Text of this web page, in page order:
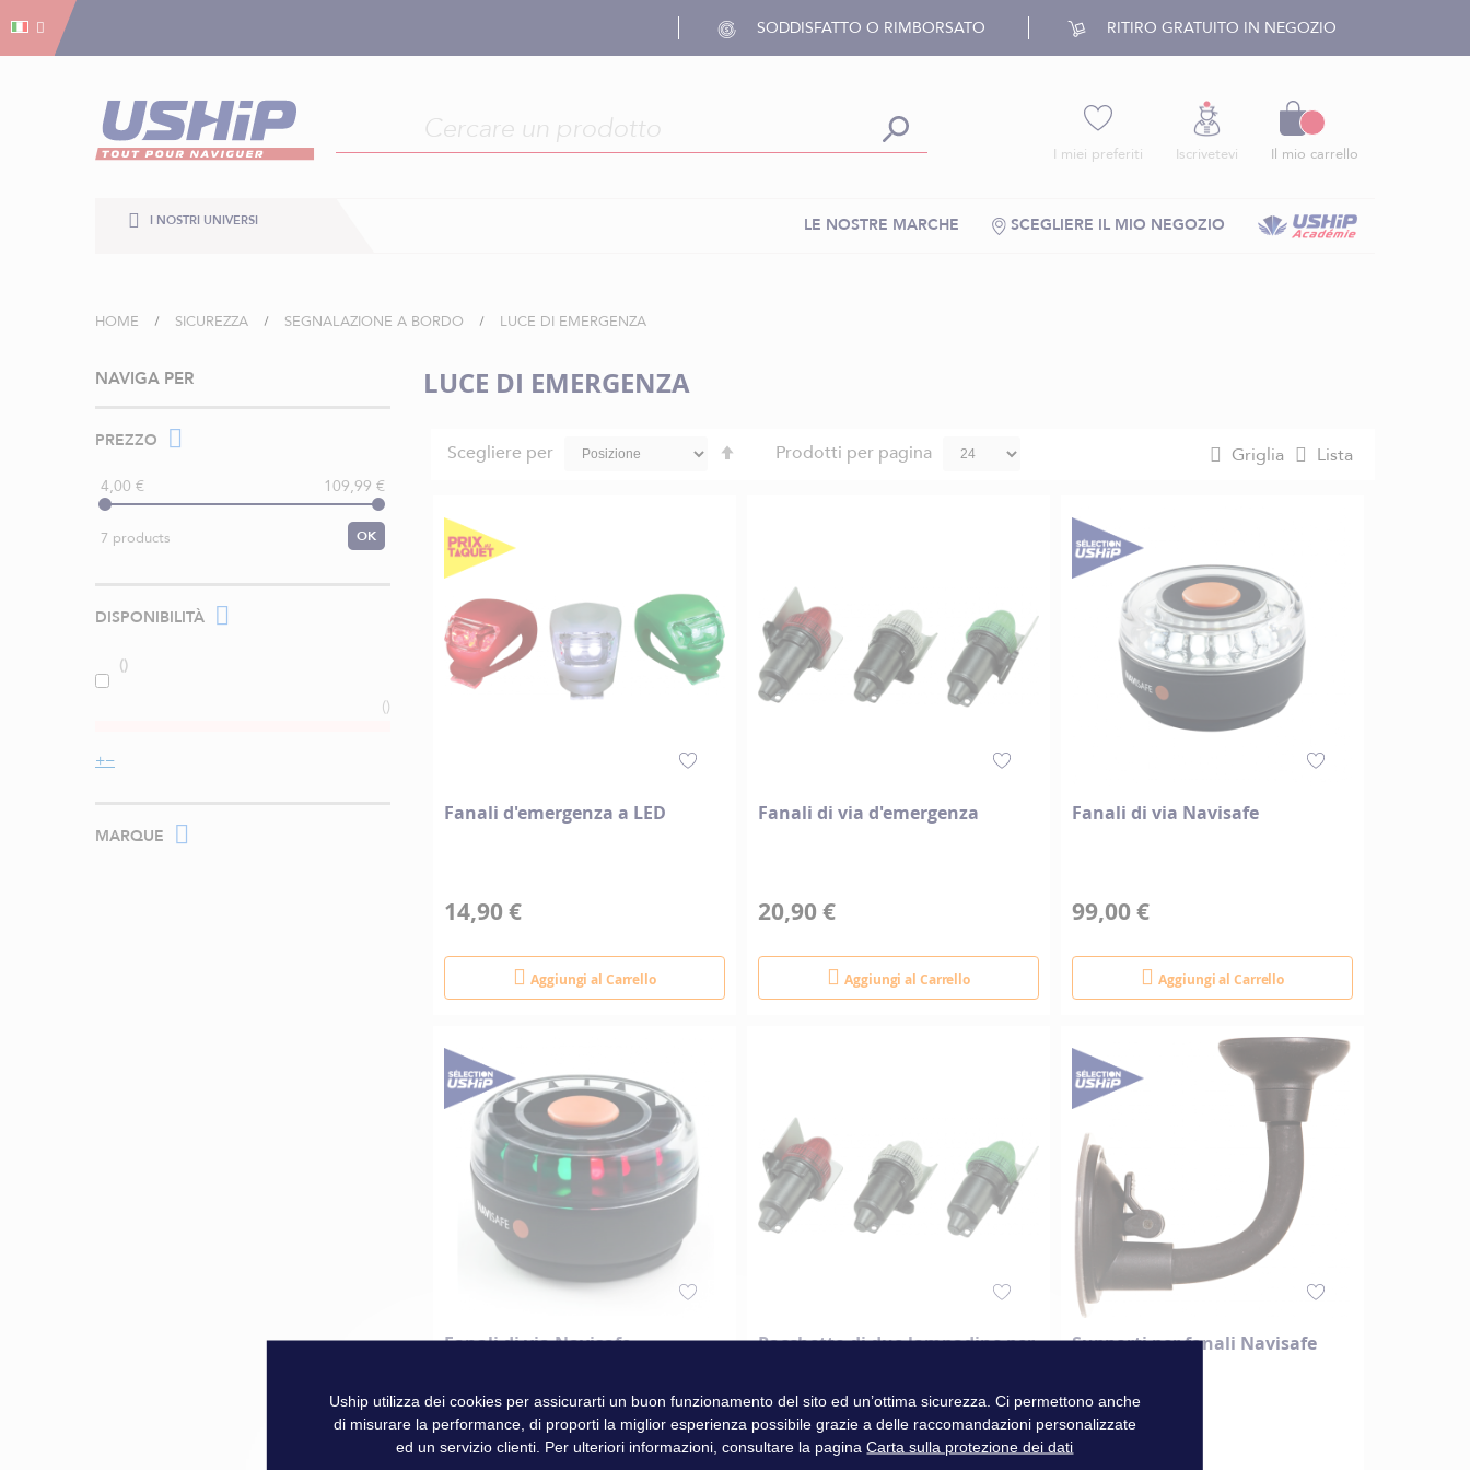
SODDISFATTO O RIMBORSATO RITIRO GRATUITO IN NEGOZIO
I miei preferiti Iscrivetevi Il mio carrello
I NOSTRI UNIVERSI SCEGLIERE IL MIO NEGOZIO
LE NOSTRE MARCHE
HOME SICUREZZA SEGNALAZIONE A BORDO LUCE DI EMERGENZA
LUCE DI EMERGENZA
Scegliere per
ImpostaProdotti per pagina Griglia Lista
Fanali d'emergenza a LED
14,90 €
Aggiungi al Carrello
Fanali di via d'emergenza
20,90 €
Aggiungi al Carrello
Fanali di via Navisafe
99,00 €
Aggiungi al Carrello
Fanali di via Navisafe
109,00 €
Pacchetto di due lampadine per
4,90 €
Supporti per fanali Navisafe
40,90 €
NAVIGA PER
PREZZO
4,00 € 109,99 €
7 products OK
DISPONIBILITÀ
MARQUE
Gestion dei cookies
Uship utilizza dei cookies per assicurarti un buon funzionamento del sito ed un’ottima sicurezza. Ci permettono anche
di misurare la performance, di proporti la miglior esperienza possibile grazie a delle raccomandazioni personalizzate
ed un servizio clienti. Per ulteriori informazioni, consultare la paginaCarta sulla protezione dei dati
Gestion dei cookies